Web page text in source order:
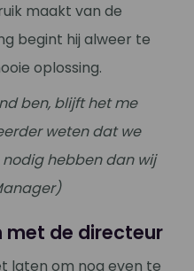
maakt van de
begint hij alweer te
oplossing.
ben, blijft het me
weten dat we
hebben dan wij
met de directeur
laten om nog even te